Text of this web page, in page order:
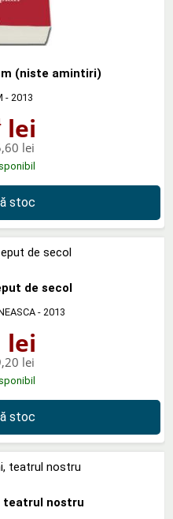
(niste amintiri)
- 2013
lei
lei
stoc
de secol
- 2013
lei
lei
stoc
teatrul nostru